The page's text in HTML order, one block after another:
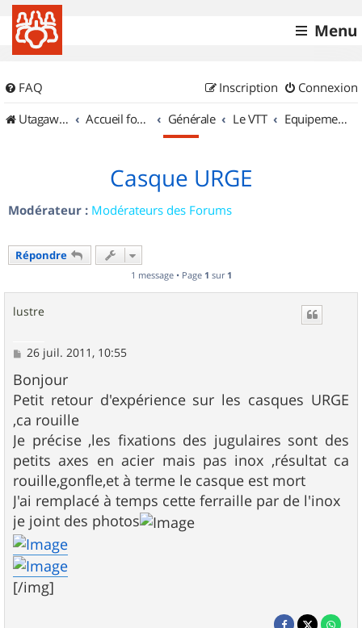
Menu
FAQ Connexion
Inscription
UtagawaVTT (Randos VTT et VTTAE avec traces GPS)
Accueil forum Générale Le VTT Equipements et Accessoires
Casque URGE
Modérateur : Modérateurs des Forums
Répondre
1 message • Page 1 sur 1
lustre
M
s
s
a
g
e
26 juil. 2011, 10:55
Bonjour
Petit retour d'expérience sur les casques URGE
,ca rouille
Je précise ,les fixations des jugulaires sont des
petits axes en acier mais pas inox ,résultat ca
rouille,gonfle,et à terme le casque est mort
J'ai remplacé à temps cette ferraille par de l'inox
je joint des photos
[/img]